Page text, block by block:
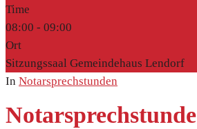
Time
08:00 - 09:00
Ort
Sitzungssaal Gemeindehaus Lendorf
In Notarsprechstunden
Notarsprechstunde